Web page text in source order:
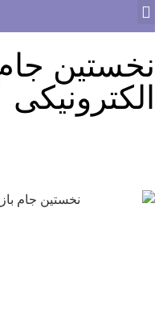
نخستین
الکترونیکی